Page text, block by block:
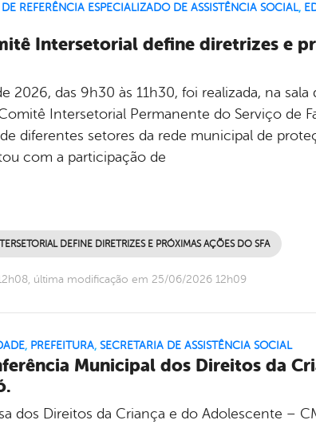
REFERÊNCIA ESPECIALIZADO DE ASSISTÊNCIA SOCIAL,
Intersetorial define diretrizes e
2026, das 9h30 às 11h30, foi realizada, na sala
Intersetorial Permanente do Serviço de
diferentes setores da rede municipal de
com a participação de
DEFINE DIRETRIZES E PRÓXIMAS AÇÕES DO SFA
última modificação em 25/06/2026 12h09
, PREFEITURA, SECRETARIA DE ASSISTÊNCIA SOCIAL
Municipal dos Direitos da
dos Direitos da Criança e do Adolescente –